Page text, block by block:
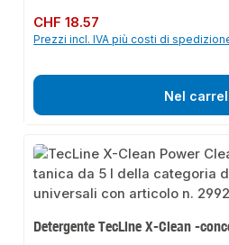
Prezzo normale:
CHF 18.57
Prezzi incl. IVA più costi di
Nel
Detergente TecLine X-Clean -